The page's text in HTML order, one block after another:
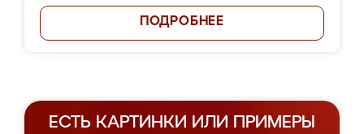
ПОДРОБНЕЕ
ЕСТЬ КАРТИНКИ ИЛИ ПРИМЕРЫ